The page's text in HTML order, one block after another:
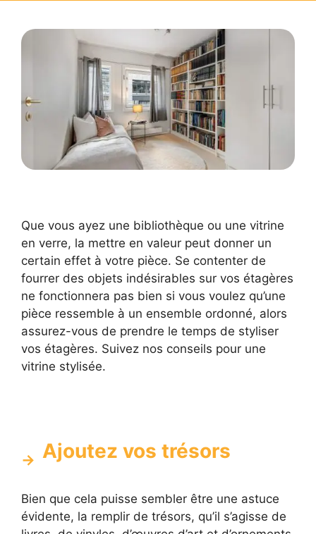
Que vous ayez une bibliothèque ou une vitrine
en verre, la mettre en valeur peut donner un
certain effet à votre pièce. Se contenter de
fourrer des objets indésirables sur vos étagères
ne fonctionnera pas bien si vous voulez qu’une
pièce ressemble à un ensemble ordonné, alors
assurez-vous de prendre le temps de styliser
vos étagères. Suivez nos conseils pour une
vitrine stylisée.
Ajoutez vos trésors
Bien que cela puisse sembler être une astuce
évidente, la remplir de trésors, qu’il s’agisse de